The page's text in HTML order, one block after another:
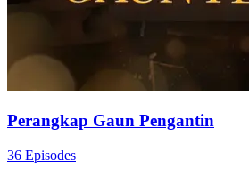
Perangkap Gaun Pengantin
36 Episodes